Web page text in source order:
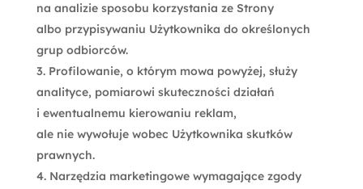
na analizie sposobu korzystania ze Strony
albo przypisywaniu Użytkownika do określonych
grup odbiorców.
Profilowanie, o którym mowa powyżej, służy
analityce, pomiarowi skuteczności działań
i ewentualnemu kierowaniu reklam,
ale nie wywołuje wobec Użytkownika skutków
prawnych.
Narzędzia marketingowe wymagające zgody